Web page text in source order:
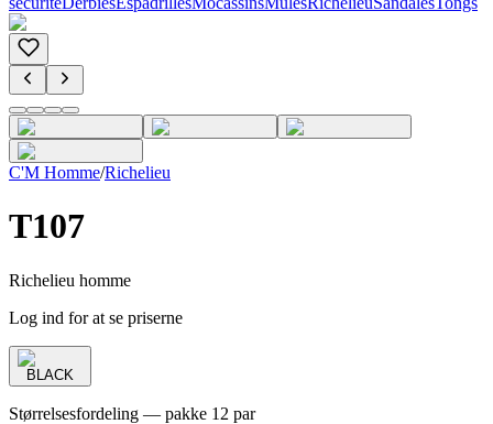
C'M Homme/Richelieu
T107
Richelieu homme
Log ind for at se priserne
BLACK
Størrelsesfordeling — pakke 12 par